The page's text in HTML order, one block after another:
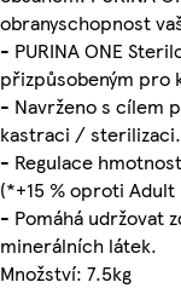
obranyschopnost
- PURINA ONE
přizpůsobeným pro
- Navrženo s cílem
kastraci / sterilizaci.
- Regulace
(*+15 % oproti
- Pomáhá udržovat
minerálních látek.
Množství: 7.5kg